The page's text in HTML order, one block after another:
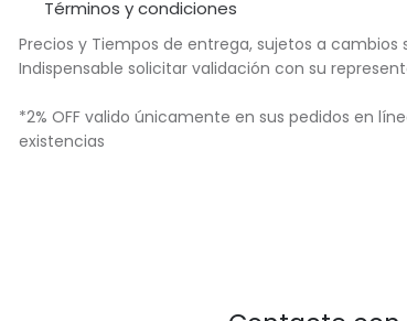
Términos y condiciones
Precios y Tiempos de entrega, sujetos a cambios
Indispensable solicitar validación con su
*2% OFF valido únicamente en sus pedidos en
existencias